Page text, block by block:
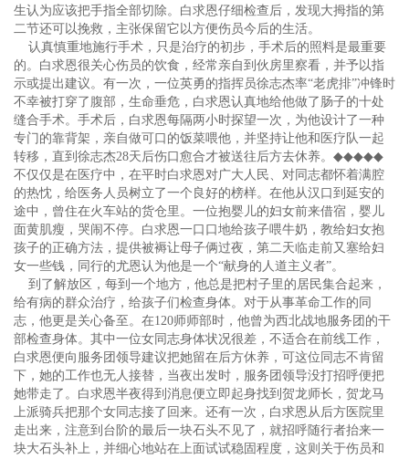
生认为应该把手指全部切除。白求恩仔细检查后，发现大拇指的第
二节还可以挽救，主张保留它以方便伤员今后的生活。
认真慎重地施行手术，只是治疗的初步，手术后的照料是最重要
的。白求恩很关心伤员的饮食，经常亲自到伙房里察看，并予以指
示或提出建议。有一次，一位英勇的指挥员徐志杰率“老虎排”冲锋时
不幸被打穿了腹部，生命垂危，白求恩认真地给他做了肠子的十处
缝合手术。手术后，白求恩每隔两小时探望一次，为他设计了一种
专门的靠背架，亲自做可口的饭菜喂他，并坚持让他和医疗队一起
转移，直到徐志杰28天后伤口愈合才被送往后方去休养。 ◆◆◆◆◆
不仅仅是在医疗中，在平时白求恩对广大人民、对同志都怀着满腔
的热忱，给医务人员树立了一个良好的榜样。在他从汉口到延安的
途中，曾住在火车站的货仓里。一位抱婴儿的妇女前来借宿，婴儿
面黄肌瘦，哭闹不停。白求恩一口口地给孩子喂牛奶，教给妇女抱
孩子的正确方法，提供被褥让母子俩过夜，第二天临走前又塞给妇
女一些钱，同行的尤恩认为他是一个“献身的人道主义者”。
到了解放区，每到一个地方，他总是把村子里的居民集合起来，
给有病的群众治疗，给孩子们检查身体。对于从事革命工作的同
志，他更是关心备至。在120师师部时，他曾为西北战地服务团的干
部检查身体。其中一位女同志身体状况很差，不适合在前线工作，
白求恩便向服务团领导建议把她留在后方休养，可这位同志不肯留
下，她的工作也无人接替，当夜出发时，服务团领导没打招呼便把
她带走了。白求恩半夜得到消息便立即起身找到贺龙师长，贺龙马
上派骑兵把那个女同志接了回来。还有一次，白求恩从后方医院里
走出来，注意到台阶的最后一块石头不见了，就招呼随行者抬来一
块大石头补上，并细心地站在上面试试稳固程度，这则关于伤员和